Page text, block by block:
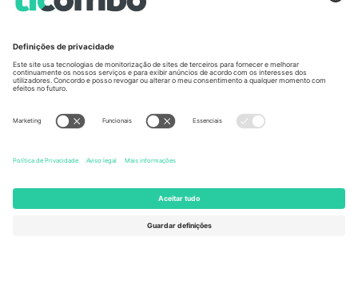
Germany
Unter den Linden 24, 10117
United Kingdom
167 City Road, London, Greater
Kingdom
Newark, Delaware 19713, United
States
Engelberg, Switzerland